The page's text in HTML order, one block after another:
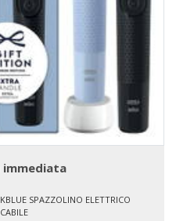
immediata
SPAZZOLINO ELETTRICO